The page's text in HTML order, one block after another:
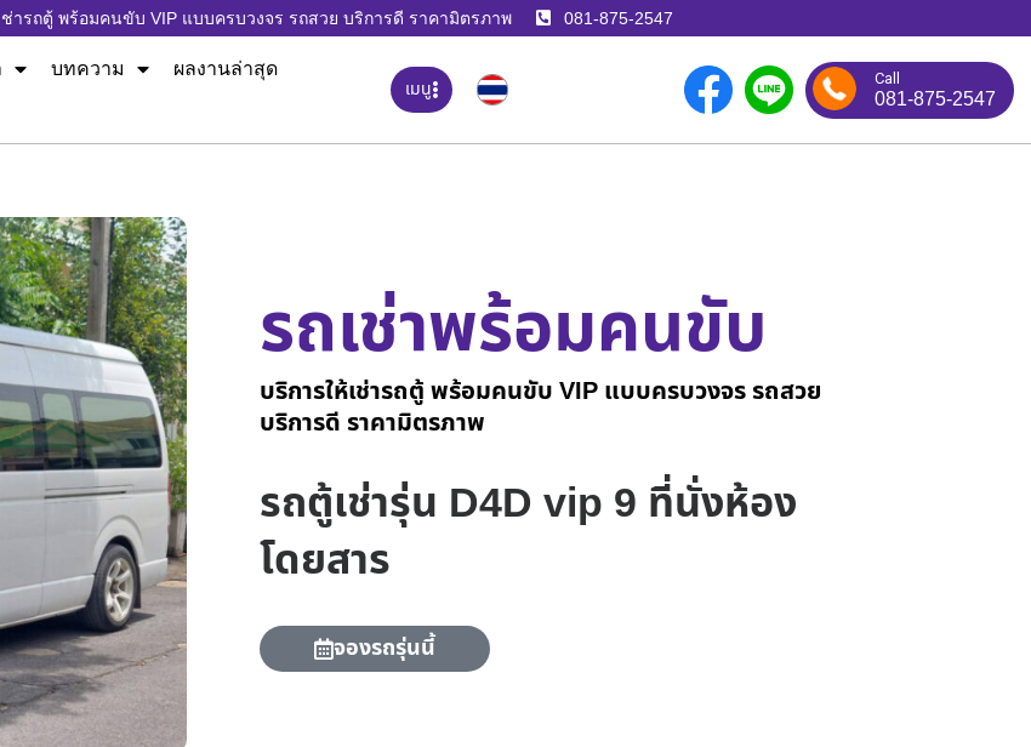
ช่ารถตู้ พร้อมคนขับ VIP แบบครบวงจร รถสวย บริการดี ราคามิตรภาพ 081-875-2547
บทความ
ผลงานล่าสุด
เมนู Call
081-875-2547
รถเช่าพร้อมคนขับ
บริการให้เช่ารถตู้ พร้อมคนขับ VIP แบบครบวงจร รถสวย
บริการดี ราคามิตรภาพ
รถตู้เช่ารุ่น D4D vip 9 ที่นั่งห้อง
โดยสาร
จองรถรุ่นนี้